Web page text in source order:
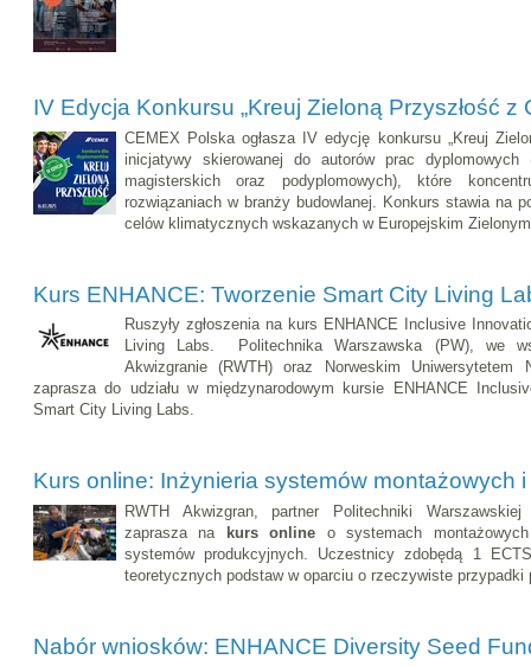
IV Edycja Konkursu „Kreuj Zieloną Przyszłość z
CEMEX Polska ogłasza IV edycję konkursu „Kreuj
inicjatywy skierowanej do autorów prac dyplomowych
magisterskich oraz podyplomowych), które
rozwiązaniach w branży budowlanej. Konkurs stawia na
celów klimatycznych wskazanych w Europejskim
Kurs ENHANCE: Tworzenie Smart City Living
Ruszyły zgłoszenia na kurs ENHANCE Inclusive
Living Labs. Politechnika Warszawska (PW), we
Akwizgranie (RWTH) oraz Norweskim Uniwersytetem
zaprasza do udziału w międzynarodowym kursie ENHANCE
Smart City Living Labs.
Kurs online: Inżynieria systemów montażowych
RWTH Akwizgran, partner Politechniki
zaprasza na
kurs online o systemach
systemów produkcyjnych. Uczestnicy zdobędą 1
teoretycznych podstaw w oparciu o rzeczywiste przypadki
Nabór wniosków: ENHANCE Diversity Seed